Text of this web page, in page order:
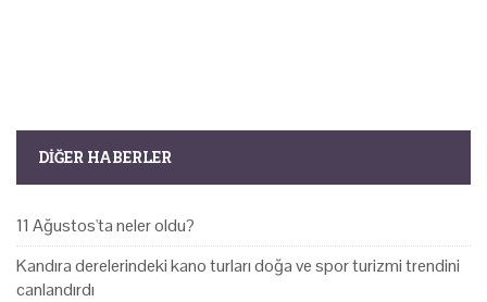
DIĞER HABERLER
11 Ağustos'ta neler oldu?
Kandıra derelerindeki kano turları doğa ve spor turizmi trendini
canlandırdı